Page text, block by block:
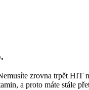
zrovna trpět
a proto máte stále